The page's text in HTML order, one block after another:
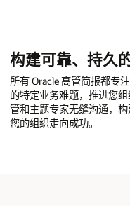
构建可靠、持久
所有 Oracle 高管简报都专
的特定业务难题，推进您
管和主题专家无缝沟通，
您的组织走向成功。